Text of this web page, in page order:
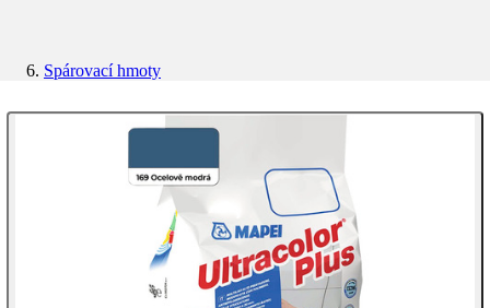
Spárovací hmoty